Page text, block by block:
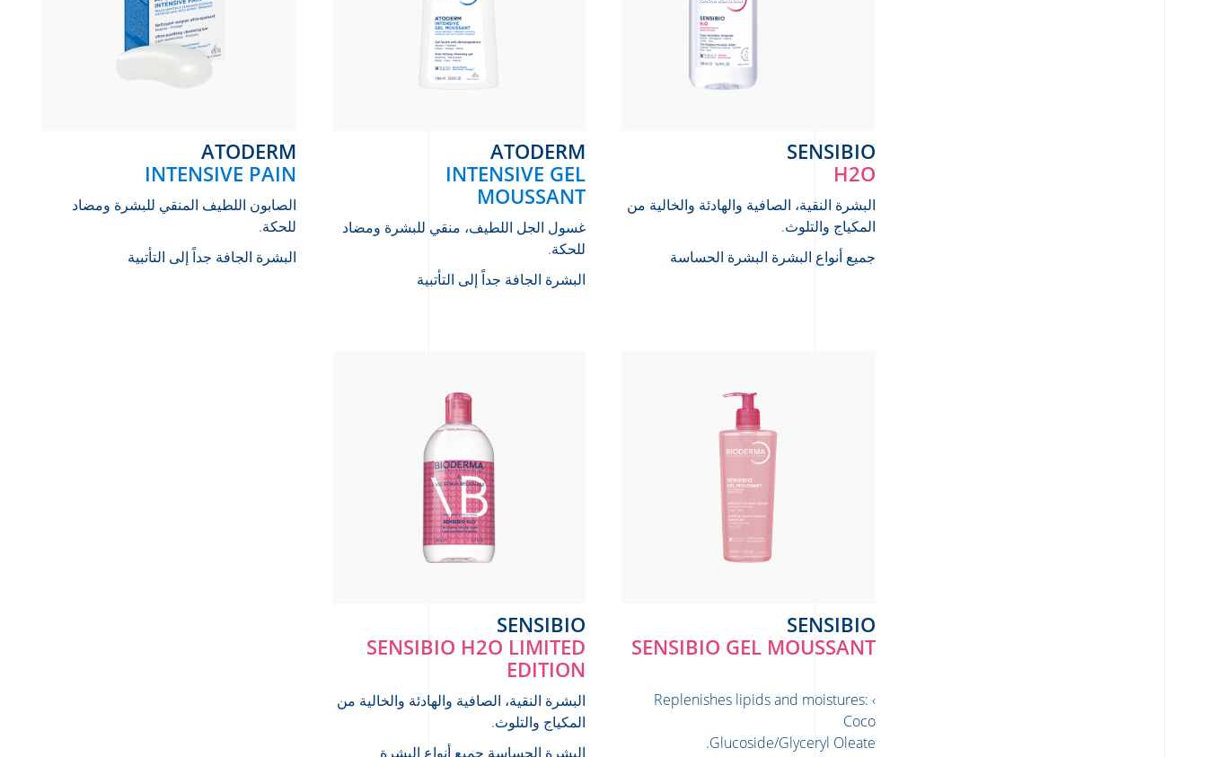
SENSIBIO
H2O
البشرة النقية، الصافية والهادئة والخالية من
المكياج والتلوث.
جميع أنواع البشرة البشرة الحساسة
ATODERM
INTENSIVE GEL
MOUSSANT
غسول الجل اللطيف، منقي للبشرة ومضاد
للحكة.
البشرة الجافة جداً إلى التأتبية
ATODERM
INTENSIVE PAIN
الصابون اللطيف المنقي للبشرة ومضاد
للحكة.
البشرة الجافة جداً إلى التأتبية
SENSIBIO
SENSIBIO GEL MOUSSANT
› Replenishes lipids and moistures:
Coco
Glucoside/Glyceryl Oleate.
SENSIBIO
SENSIBIO H2O LIMITED
EDITION
البشرة النقية، الصافية والهادئة والخالية من
المكياج والتلوث.
البشرة الحساسة جميع أنواع البشرة